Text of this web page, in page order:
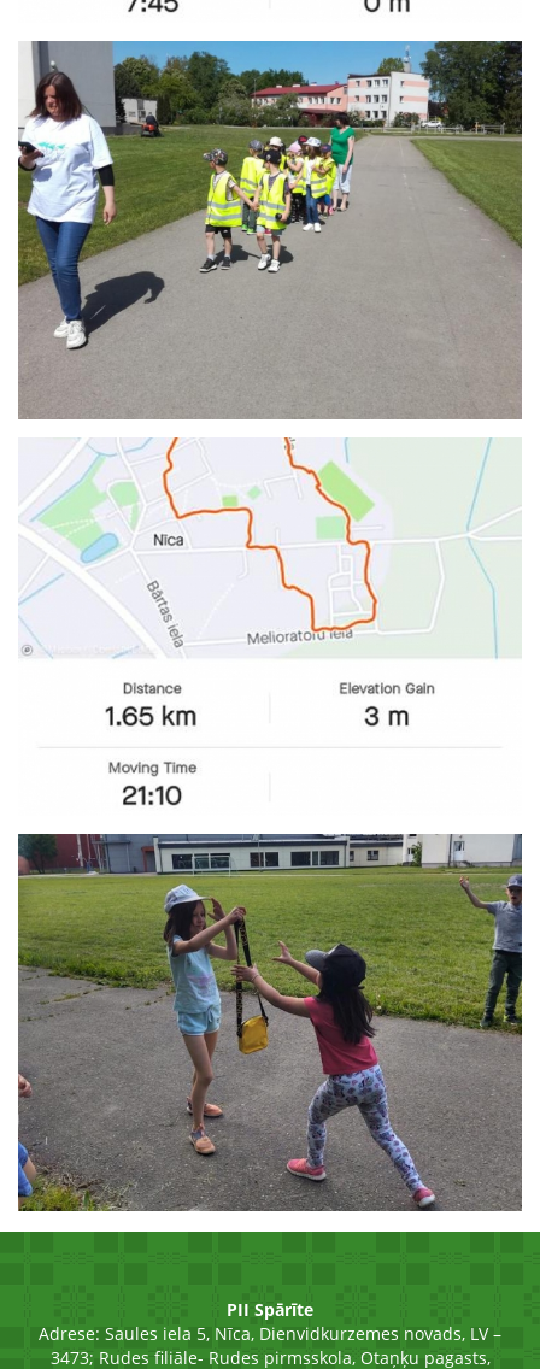
PII Spārīte
Adrese: Saules iela 5, Nīca, Dienvidkurzemes novads, LV –
3473; Rudes filiāle- Rudes pirmsskola, Otaņķu pagasts,